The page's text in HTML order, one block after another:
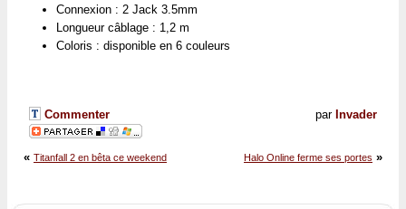
Connexion : 2 Jack 3.5mm
Longueur câblage : 1,2 m
Coloris : disponible en 6 couleurs
par Invader
Commenter
Halo Online ferme ses portes »
« Titanfall 2 en bêta ce weekend